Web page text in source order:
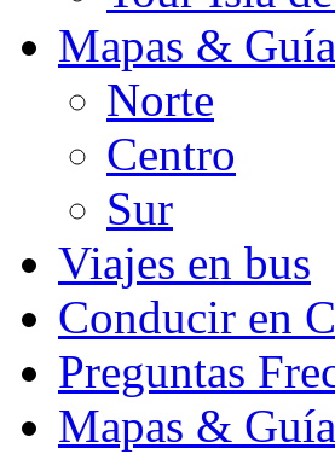
Mapas &
Norte
Centro
Sur
Viajes en bus
Conducir en
Preguntas
Mapas &